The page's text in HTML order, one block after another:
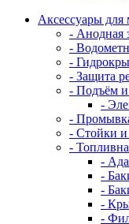
Аксессуары для
- Анодная
-
-
- Защита
- Подъём и
-
-
- Стойки и
-
-
-
-
-
-